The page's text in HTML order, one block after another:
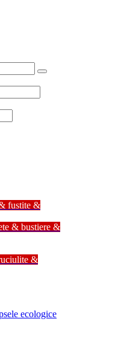
fustite &
& bustiere &
&
ecologice